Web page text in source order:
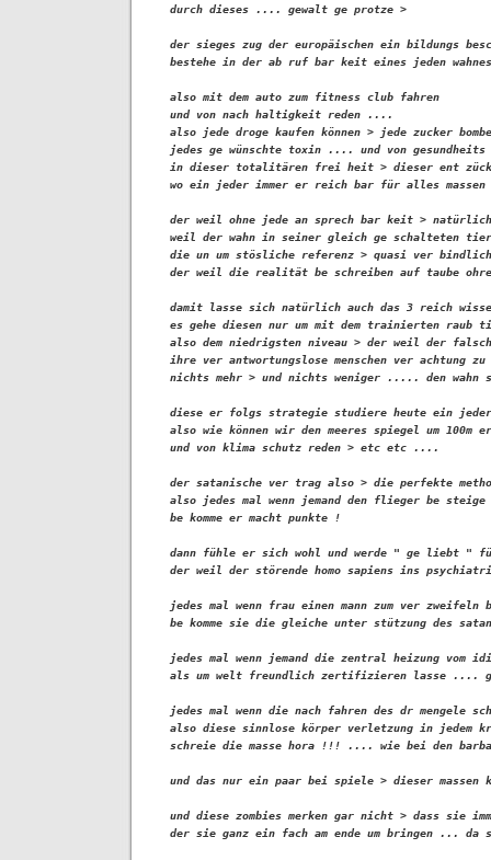
durch dieses .... gewalt ge protze >
der sieges zug der europäischen ein bildungs
bestehe in der ab ruf bar keit eines jeden wahnes
also mit dem auto zum fitness club fahren
und von nach haltigkeit reden ....
also jede droge kaufen können > jede zucker
jedes ge wünschte toxin .... und von gesundheits
in dieser totalitären frei heit > dieser ent
wo ein jeder immer er reich bar für alles massen
der weil ohne jede an sprech bar keit >
weil der wahn in seiner gleich ge schalteten
die un um stösliche referenz > quasi ver
der weil die realität be schreiben auf taube
damit lasse sich natürlich auch das 3 reich
es gehe diesen nur um mit dem trainierten raub
also dem niedrigsten niveau > der weil der
ihre ver antwortungslose menschen ver achtung
nichts mehr > und nichts weniger ..... den
diese er folgs strategie studiere heute ein
also wie können wir den meeres spiegel um 100m
und von klima schutz reden > etc etc ....
der satanische ver trag also > die perfekte
also jedes mal wenn jemand den flieger be steige
be komme er macht punkte !
dann fühle er sich wohl und werde " ge liebt "
der weil der störende homo sapiens ins
jedes mal wenn frau einen mann zum ver zweifeln
be komme sie die gleiche unter stützung des
jedes mal wenn jemand die zentral heizung vom
als um welt freundlich zertifizieren lasse ....
jedes mal wenn die nach fahren des dr mengele
also diese sinnlose körper verletzung in jedem
schreie die masse hora !!! .... wie bei den
und das nur ein paar bei spiele > dieser
und diese zombies merken gar nicht > dass sie
der sie ganz ein fach am ende um bringen ...